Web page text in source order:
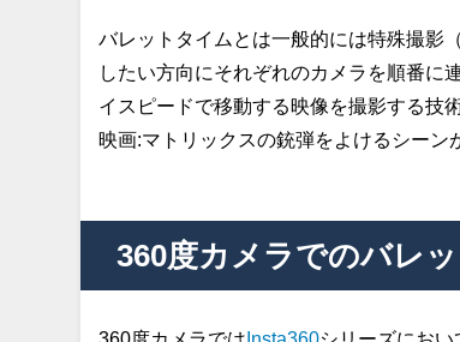
バレットタイムとは一般的には特殊撮影
したい方向にそれぞれのカメラを順番に
イスピードで移動する映像を撮影する技
映画:マトリックスの銃弾をよけるシーン
360度カメラでのバレ
360度カメラでは Insta360シリーズにお